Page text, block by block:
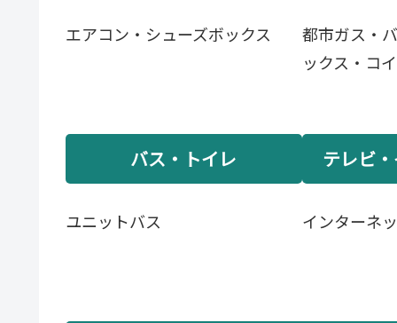
エアコン・シューズボックス
都市ガス・
ックス・コ
バス・トイレ
ユニットバス
テレビ
インターネ